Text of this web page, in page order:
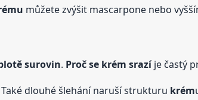
u můžete zvýšit mascarpone nebo
surovin. Proč se krém srazíje častý
dlouhé šlehání naruší strukturu krém